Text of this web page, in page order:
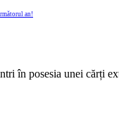
an!
în posesia unei cărți